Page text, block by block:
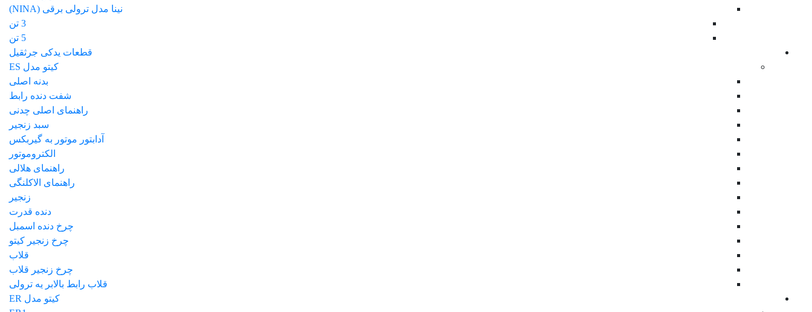
نینا مدل ترولی برقی (NINA)
3 تن
5 تن
قطعات یدکی جرثقیل
کیتو مدل ES
بدنه اصلی
شفت دنده رابط
راهنمای اصلی چدنی
سبد زنجیر
آدابتور موتور به گیربکس
الکتروموتور
راهنمای هلالی
راهنمای الاکلنگی
زنجیر
دنده قدرت
چرخ دنده اسمبل
چرخ زنجیر کیتو
قلاب
چرخ زنجیر قلاب
قلاب رابط بالابر یه ترولی
کیتو مدل ER